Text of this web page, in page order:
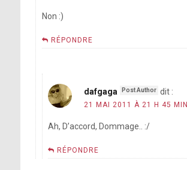
Non :)
RÉPONDRE
dafgaga dit :
21 MAI 2011 À 21 H 45 MIN
Ah, D’accord, Dommage.. :/
RÉPONDRE